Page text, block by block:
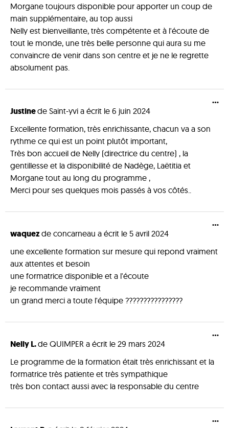
Morgane toujours disponible pour apporter un coup de
main supplémentaire, au top aussi
Nelly est bienveillante, très compétente et à l'écoute de
tout le monde, une très belle personne qui aura su me
convaincre de venir dans son centre et je ne le regrette
absolument pas.
Justinede Saint-yvi a écrit le 6 juin 2024
Excellente formation, très enrichissante, chacun va a son
rythme ce qui est un point plutôt important,
Très bon accueil de Nelly (directrice du centre) , la
gentillesse et la disponibilité de Nadège, Laëtitia et
Morgane tout au long du programme ,
Merci pour ses quelques mois passés à vos côtés..
...
waquezde concarneau a écrit le 5 avril 2024
une excellente formation sur mesure qui repond vraiment
aux attentes et besoin
une formatrice disponible et a l'écoute
je recommande vraiment
un grand merci a toute l'équipe ????????????????
...
Nelly L.de QUIMPER a écrit le 29 mars 2024
Le programme de la formation était très enrichissant et la
formatrice très patiente et très sympathique
très bon contact aussi avec la responsable du centre
...
...